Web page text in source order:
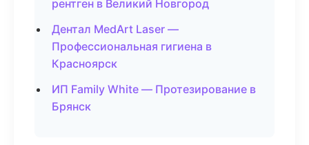
рентген в Великий Новгород
Дентал MedArt Laser —
Профессиональная гигиена в
Красноярск
ИП Family White — Протезирование в
Брянск